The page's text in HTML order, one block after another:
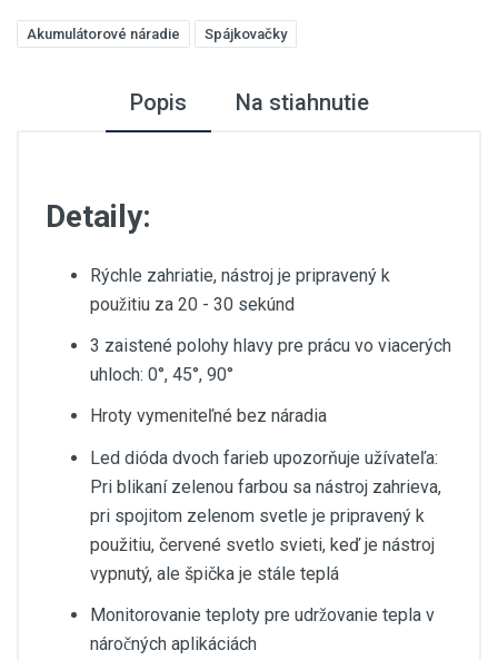
Akumulátorové náradie Spájkovačky
Popis Na stiahnutie
Detaily:
Rýchle zahriatie, nástroj je pripravený k
použitiu za 20 - 30 sekúnd
3 zaistené polohy hlavy pre prácu vo viacerých
uhloch: 0°, 45°, 90°
Hroty vymeniteľné bez náradia
Led dióda dvoch farieb upozorňuje užívateľa:
Pri blikaní zelenou farbou sa nástroj zahrieva,
pri spojitom zelenom svetle je pripravený k
použitiu, červené svetlo svieti, keď je nástroj
vypnutý, ale špička je stále teplá
Monitorovanie teploty pre udržovanie tepla v
náročných aplikáciách